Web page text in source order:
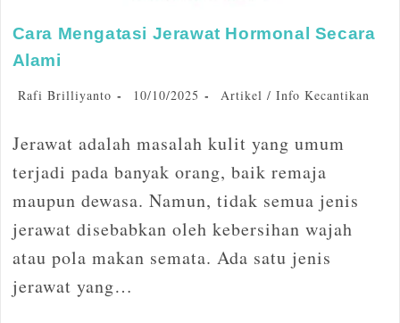
Cara Mengatasi Jerawat Hormonal Secara
Alami
Rafi Brilliyanto 10/10/2025 Artikel / Info Kecantikan
Jerawat adalah masalah kulit yang umum
terjadi pada banyak orang, baik remaja
maupun dewasa. Namun, tidak semua jenis
jerawat disebabkan oleh kebersihan wajah
atau pola makan semata. Ada satu jenis
jerawat yang…